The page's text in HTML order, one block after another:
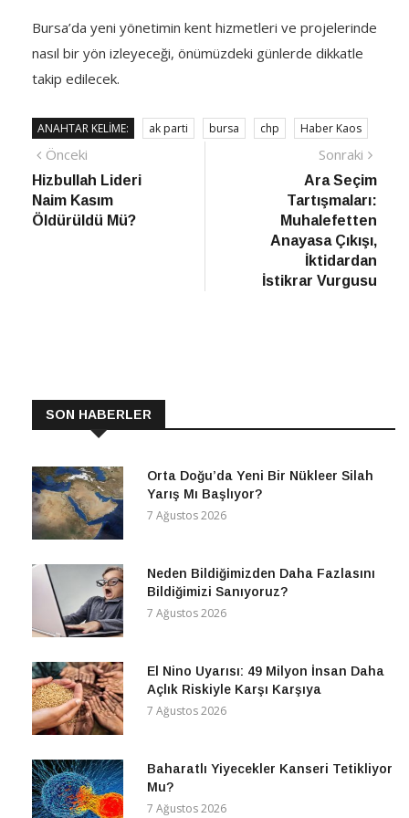
Bursa’da yeni yönetimin kent hizmetleri ve projelerinde
nasıl bir yön izleyeceği, önümüzdeki günlerde dikkatle
takip edilecek.
ANAHTAR KELIME: ak parti bursa chp Haber Kaos
Yazı
gezinmesi
Önceki
haber
Hizbullah Lideri
Naim Kasım
Öldürüldü Mü?
Sonraki
Ara Seçim
Tartışmaları:
Muhalefetten
Anayasa Çıkışı,
İktidardan
İstikrar Vurgusu
SON HABERLER
Orta Doğu’da Yeni Bir Nükleer Silah
Yarış Mı Başlıyor?
7 Ağustos 2026
Neden Bildiğimizden Daha Fazlasını
Bildiğimizi Sanıyoruz?
7 Ağustos 2026
El Nino Uyarısı: 49 Milyon İnsan Daha
Açlık Riskiyle Karşı Karşıya
7 Ağustos 2026
Baharatlı Yiyecekler Kanseri Tetikliyor
Mu?
7 Ağustos 2026